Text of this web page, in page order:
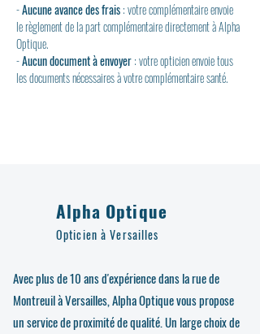
- Aucune avance des frais : votre complémentaire envoie
le règlement de la part complémentaire directement à Alpha
Optique.
- Aucun document à envoyer : votre opticien envoie tous
les documents nécessaires à votre complémentaire santé.
Alpha Optique
Opticien à Versailles
Avec plus de 10 ans d'expérience dans la rue de
Montreuil à Versailles, Alpha Optique vous propose
un service de proximité de qualité. Un large choix de